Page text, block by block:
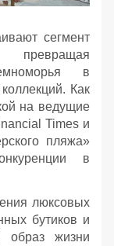
сегмент
превращая
в
Как
на ведущие
Times и
пляжа»
в
люксовых
бутиков и
образ жизни